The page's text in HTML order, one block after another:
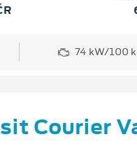
74 kW/100 k
Courier